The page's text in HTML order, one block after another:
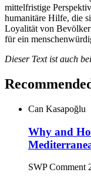
mittelfristige
humanitäre Hilfe, die
Loyalität von
für ein
Dieser Text ist auch
Can Kasapoğlu
Why and
SWP Comment